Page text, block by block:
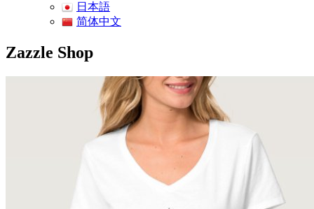
日本語
简体中文
Zazzle Shop